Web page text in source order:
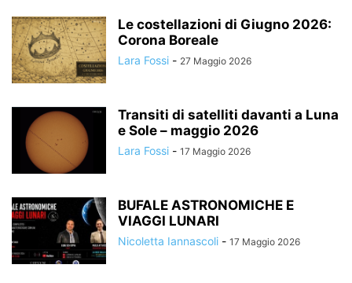
Le costellazioni di Giugno 2026:
Corona Boreale
Lara Fossi - 27 Maggio 2026
Transiti di satelliti davanti a Luna
e Sole – maggio 2026
Lara Fossi - 17 Maggio 2026
BUFALE ASTRONOMICHE E
VIAGGI LUNARI
Nicoletta Iannascoli - 17 Maggio 2026